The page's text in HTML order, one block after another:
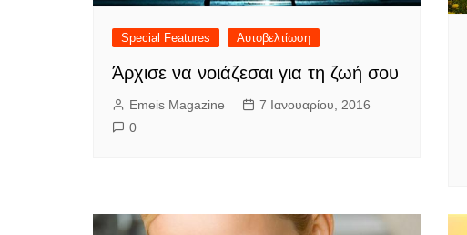
Special Features Αυτοβελτίωση
Άρχισε να νοιάζεσαι για τη ζωή σου
Emeis Magazine
7 Ιανουαρίου, 2016
0